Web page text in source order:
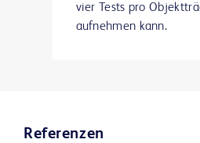
vier Tests pro
aufnehmen kann.
Referenzen